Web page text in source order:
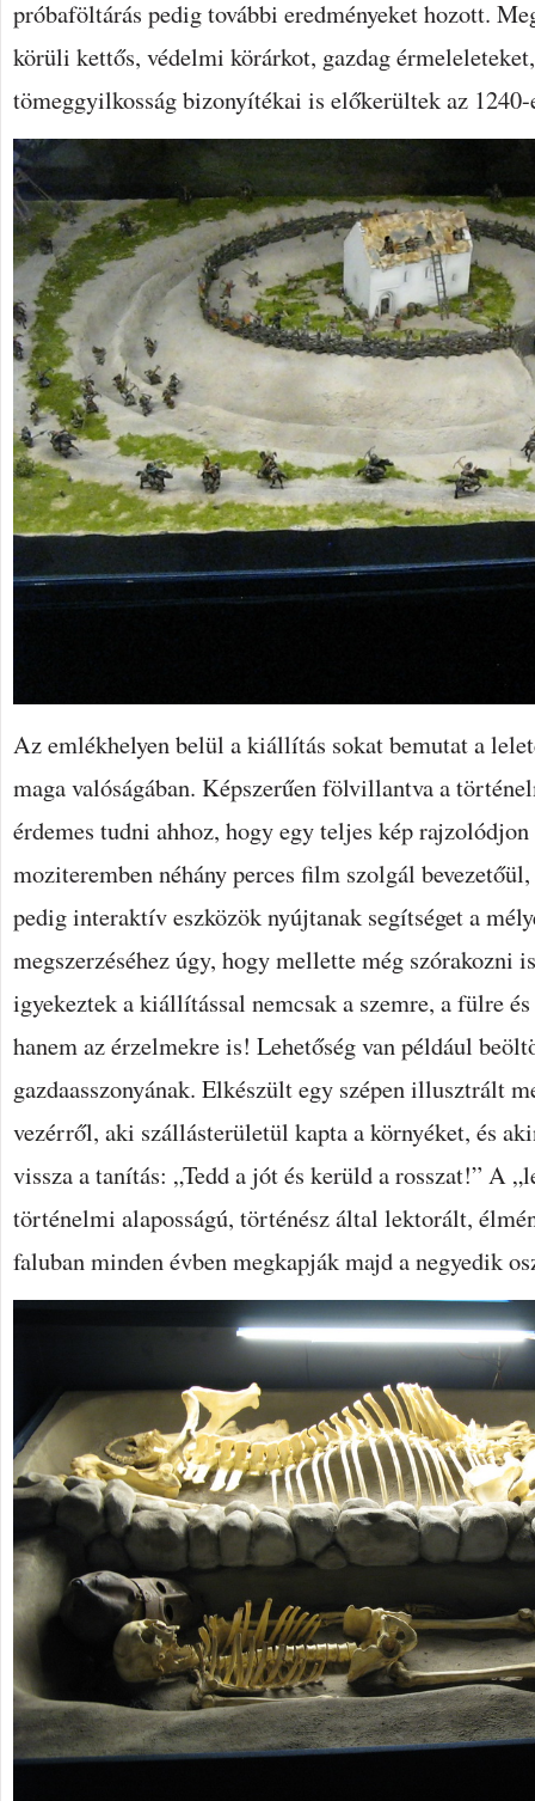
próbaföltárás pedig további eredményeket hozott.
körüli kettős, védelmi körárkot, gazdag
tömeggyilkosság bizonyítékai is előkerültek az 1240-
Az emlékhelyen belül a kiállítás sokat bemutat a
maga valóságában. Képszerűen fölvillantva a
érdemes tudni ahhoz, hogy egy teljes kép
moziteremben néhány perces film szolgál
pedig interaktív eszközök nyújtanak segítséget a
megszerzéséhez úgy, hogy mellette még szórakozni
igyekeztek a kiállítással nemcsak a szemre, a fülre
hanem az érzelmekre is! Lehetőség van például
gazdaasszonyának. Elkészült egy szépen illusztrált
vezérről, aki szállásterületül kapta a környéket, és
vissza a tanítás: „Tedd a jót és kerüld a rosszat!” A
történelmi alaposságú, történész által lektorált,
faluban minden évben megkapják majd a negyedik